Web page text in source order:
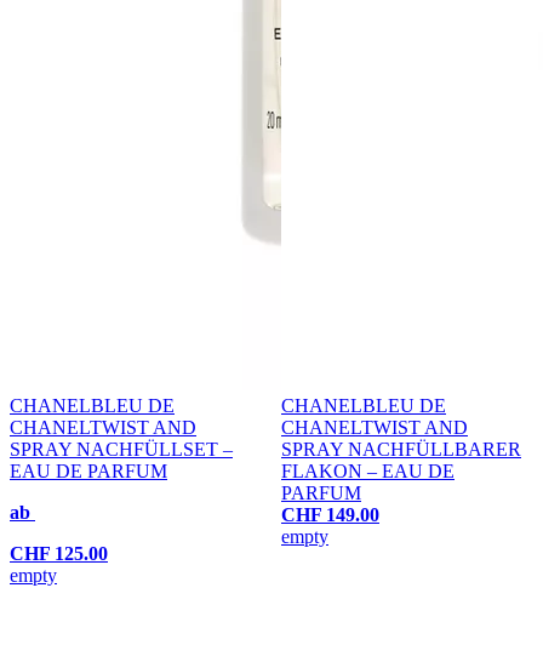
CHANELBLEU DE
CHANELTWIST AND
SPRAY NACHFÜLLSET –
EAU DE PARFUM
ab
CHF 125.00
empty
CHANELBLEU DE
CHANELTWIST AND
SPRAY NACHFÜLLBARER
FLAKON – EAU DE
PARFUM
CHF 149.00
empty